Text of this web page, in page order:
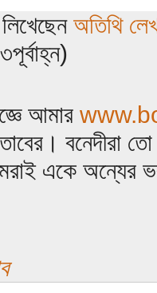
অতিথি
আমার
বনেদীরা
একে অন্যের